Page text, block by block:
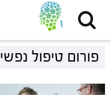
פורום טיפול נפשי